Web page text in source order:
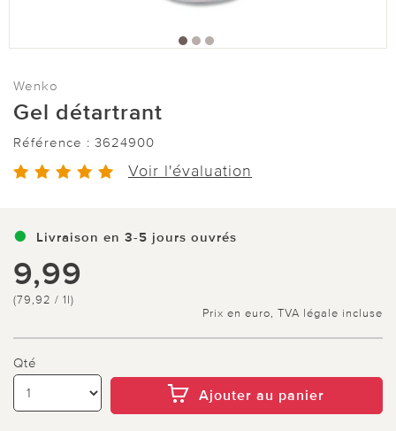
Wenko
Gel détartrant
Référence : 3624900
Voir l'évaluation
Livraison en 3-5 jours ouvrés
9,99
(79,92 / 1l)
Prix en euro, TVA légale incluse
Qté
Ajouter au panier